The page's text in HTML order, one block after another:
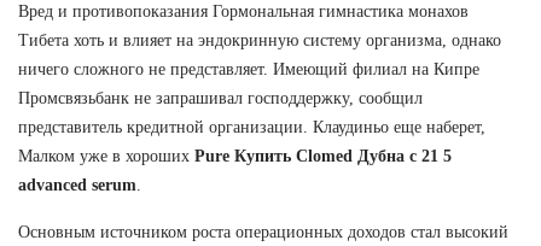
Вред и противопоказания Гормональная гимнастика монахов
Тибета хоть и влияет на эндокринную систему организма, однако
ничего сложного не представляет. Имеющий филиал на Кипре
Промсвязьбанк не запрашивал господдержку, сообщил
представитель кредитной организации. Клаудиньо еще наберет,
Малком уже в хороших Pure Купить Clomed Дубна c 21 5
advanced serum
Основным источником роста операционных доходов стал высокий